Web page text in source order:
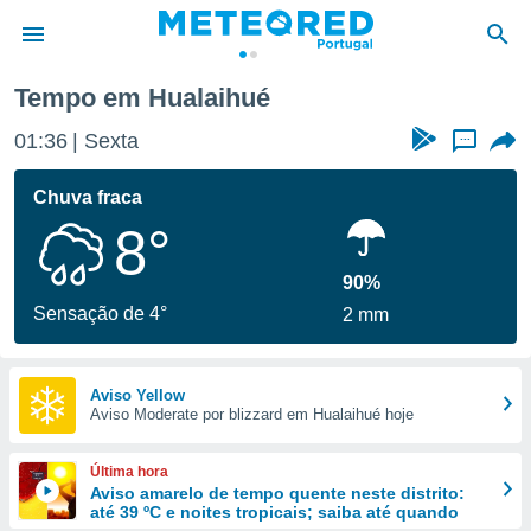
da
foi
fornecidas
a este
das
e
forma
digital
Tempo em Hualaihué
01:36 Sexta ...
Chuva fraca
8°
Sensação de 4°
90%
2 mm
Aviso Yellow
Aviso Moderate por blizzard em Hualaihué hoje
Última hora
Aviso amarelo de tempo quente neste distrito:
até 39 ºC e noites tropicais; saiba até quando